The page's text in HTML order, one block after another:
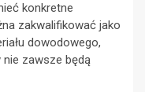
konkretne
zakwalifikować jako
dowodowego,
zawsze będą